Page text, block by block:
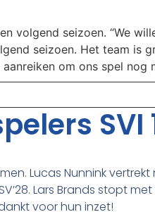
volgend seizoen. “We
seizoen. Het team is
om ons spel nog
SVI
Lucas Nunnink vertrekt
Lars Brands stopt
voor hun inzet!